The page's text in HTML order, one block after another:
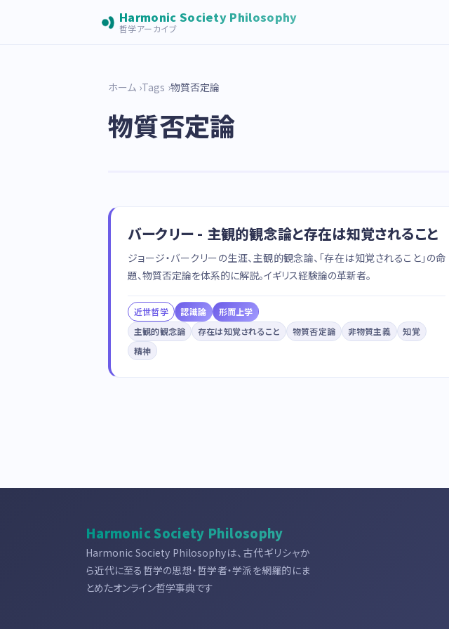
Harmonic Society Philosophy
哲学アーカイブ
ホーム Tags 物質否定論
物質否定論
バークリー - 主観的観念論と存在は知覚されること
ジョージ・バークリーの生涯、主観的観念論、「存在は知覚されること」の命
題、物質否定論を体系的に解説。イギリス経験論の革新者。
近世哲学 認識論
形而上学
主観的観念論
存在は知覚されること 物質否定論 非物質主義
知覚
精神
Harmonic Society Philosophy
Harmonic Society Philosophyは、古代ギリシャか
ら近代に至る哲学の思想・哲学者・学派を網羅的にま
とめたオンライン哲学事典です